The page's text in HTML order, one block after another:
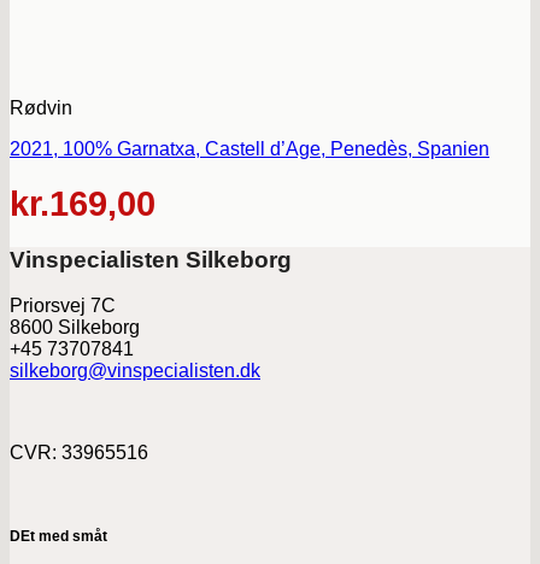
Rødvin
2021, 100% Garnatxa, Castell d’Age, Penedès, Spanien
kr.169,00
Vinspecialisten Silkeborg
Priorsvej 7C
8600 Silkeborg
+45 73707841
silkeborg@vinspecialisten.dk
CVR: 33965516
DEt med småt